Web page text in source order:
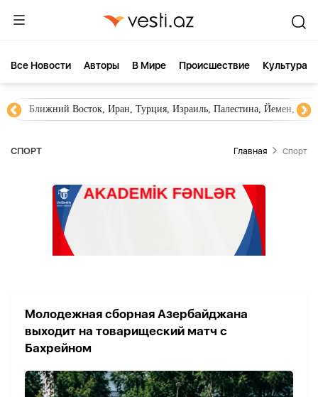
Все Новости Aвторы В Мире Происшествие Культура
Ближний Восток, Иран, Турция, Израиль, Палестина, Йемен,
СПОРТ Главная Спорт
Молодежная сборная Азербайджана
выходит на товарищеский матч с
Бахрейном